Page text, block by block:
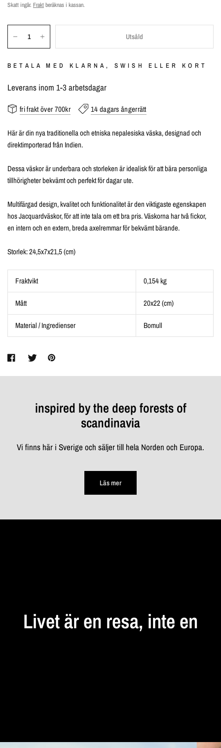
Skatt ingår. Fraktberäknas i kassan.
Utsåld
BETALA MED KLARNA, SWISH ELLER KORT
Leverans inom 1-3 arbetsdagar
fri frakt över 700kr 14 dagars ångerrätt
Här är din nya traditionella och etniska nepalesiska väska, designad och
direktimporterad från Indien.
Dessa väskor är underbara och storleken är idealisk för att bära personliga
tillhörigheter bekvämt och perfekt för dagar ute.
Multifärgad design, kvalitet och funktionalitet är den viktigaste egenskapen
hos Jacquardväskor, för att inte tala om ett bra pris. Väskorna har två fickor,
en intern och en extern, breda axelremmar för bekvämt bärande.
Storlek: 24,5x7x21,5 (cm)
Fraktvikt 0,154 kg
Mått 20x22 (cm)
Material / Ingredienser Bomull
inspired by the deep forests of
scandinavia
Vi finns här i Sverige och säljer till hela Norden och Europa.
Läs mer
Livetären resa, inte en